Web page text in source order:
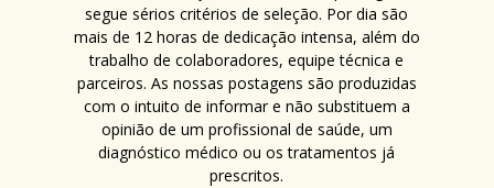
segue sérios critérios de seleção. Por dia são
mais de 12 horas de dedicação intensa, além do
trabalho de colaboradores, equipe técnica e
parceiros. As nossas postagens são produzidas
com o intuito de informar e não substituem a
opinião de um profissional de saúde, um
diagnóstico médico ou os tratamentos já
prescritos.